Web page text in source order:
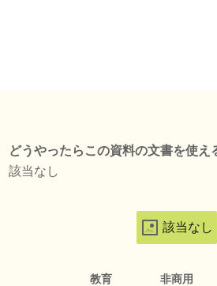
どうやったらこの資料の文書を使え
該当なし
該当なし
教育 非商用